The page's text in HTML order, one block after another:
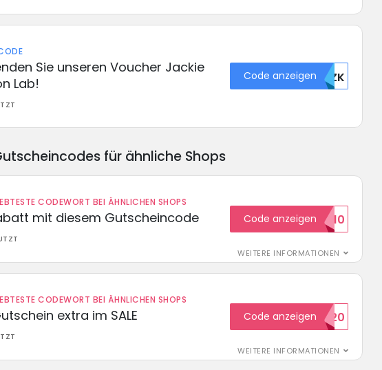
Sie unseren Voucher Jackie
Lab!
Code anzeigen TEZK
für ähnliche Shops
CODEWORT BEI ÄHNLICHEN SHOPS
mit diesem Gutscheincode
WEITERE INFORMATIONEN
Code anzeigenEXTRA10
CODEWORT BEI ÄHNLICHEN SHOPS
extra im SALE
WEITERE INFORMATIONEN
Code anzeigenSALE20